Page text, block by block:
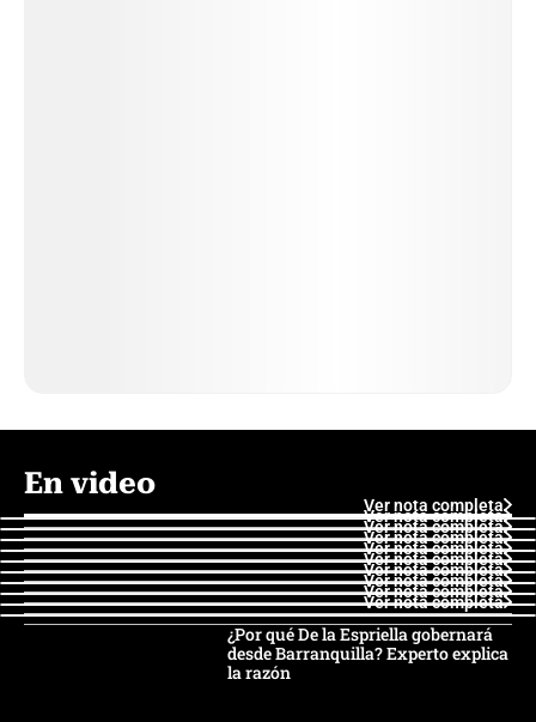
En video
Ver nota completa
Ver nota completa
Ver nota completa
Ver nota completa
Ver nota completa
Ver nota completa
Ver nota completa
Ver nota completa
Ver nota completa
Ver nota completa
¿Por qué De la Espriella gobernará
desde Barranquilla? Experto explica
la razón